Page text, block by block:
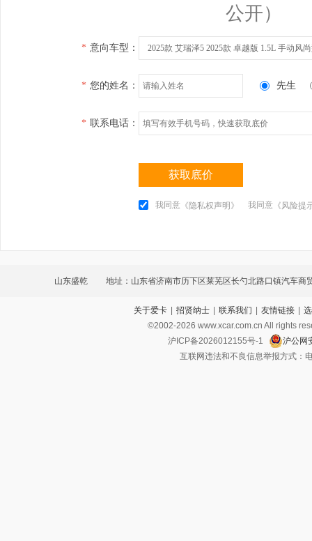
公开）
* 意向车型： 2025款 艾瑞泽5 2025款 卓越版 1.5L 手动风
* 您的姓名： 先生
* 联系电话：
获取底价
我同意 《隐私权声明》 我同意 《风险提
山东盛乾 地址：山东省济南市历下区莱芜区长勺北路口镇汽车商
关于爱卡 | 招贤纳士 | 联系我们 | 友情链接 |
©2002-2026 www.xcar.com.cn All rights
沪ICP备2026012155号-1
沪公网
互联网违法和不良信息举报方式：